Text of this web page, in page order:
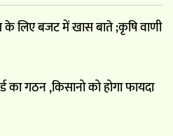
लिए बजट में खास बाते ;कृषि वाणी
का गठन ,किसानो को होगा फायदा